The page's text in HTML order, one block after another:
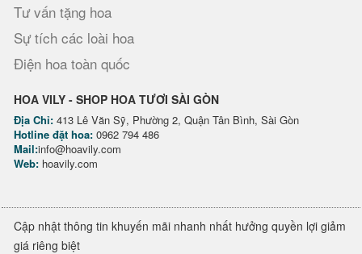
Tư vấn tặng hoa
Sự tích các loài hoa
Điện hoa toàn quốc
HOA VILY - SHOP HOA TƯƠI SÀI GÒN
Địa Chỉ: 413 Lê Văn Sỹ, Phường 2, Quận Tân Bình, Sài Gòn
Hotline đặt hoa: 0962 794 486
Mail:info@hoavily.com
Web: hoavily.com
Cập nhật thông tin khuyến mãi nhanh nhất hưởng quyền lợi giảm
giá riêng biệt